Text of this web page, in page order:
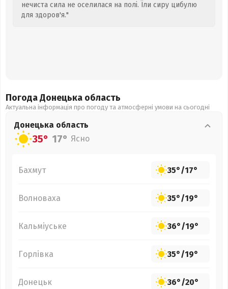
нечиста сила не оселилася на полі. Їли сиру цибулю
для здоров'я."
Погода Донецька область
Актуальна інформація про погоду та атмосферні умови на сьогодні
Донецька область
35° 17° Ясно
Бахмут 35°/17°
Волноваха 35°/19°
Кальміуське 36°/19°
Горлівка 35°/19°
Донецьк 36°/20°